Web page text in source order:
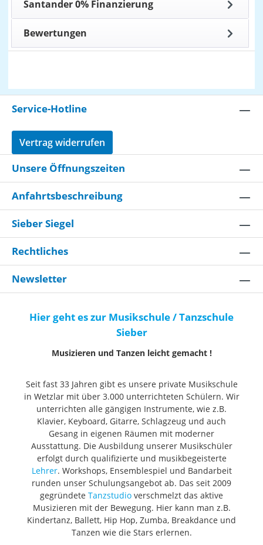
Santander 0% Finanzierung
Bewertungen
Service-Hotline
Vertrag widerrufen
Unsere Öffnungszeiten
Anfahrtsbeschreibung
Sieber Siegel
Rechtliches
Newsletter
Hier geht es zur Musikschule / Tanzschule
Sieber
Musizieren und Tanzen leicht gemacht !
Seit fast 33 Jahren gibt es unsere private Musikschule
in Wetzlar mit über 3.000 unterrichteten Schülern. Wir
unterrichten alle gängigen Instrumente, wie z.B.
Klavier, Keyboard, Gitarre, Schlagzeug und auch
Gesang in eigenen Räumen mit moderner
Ausstattung. Die Ausbildung unserer Musikschüler
erfolgt durch qualifizierte und musikbegeisterte
Lehrer. Workshops, Ensemblespiel und Bandarbeit
runden unser Schulungsangebot ab. Das seit 2009
gegründete Tanzstudio verschmelzt das aktive
Musizieren mit der Bewegung. Hier kann man z.B.
Kindertanz, Ballett, Hip Hop, Zumba, Breakdance und
Tanzen wie die Stars erlernen.